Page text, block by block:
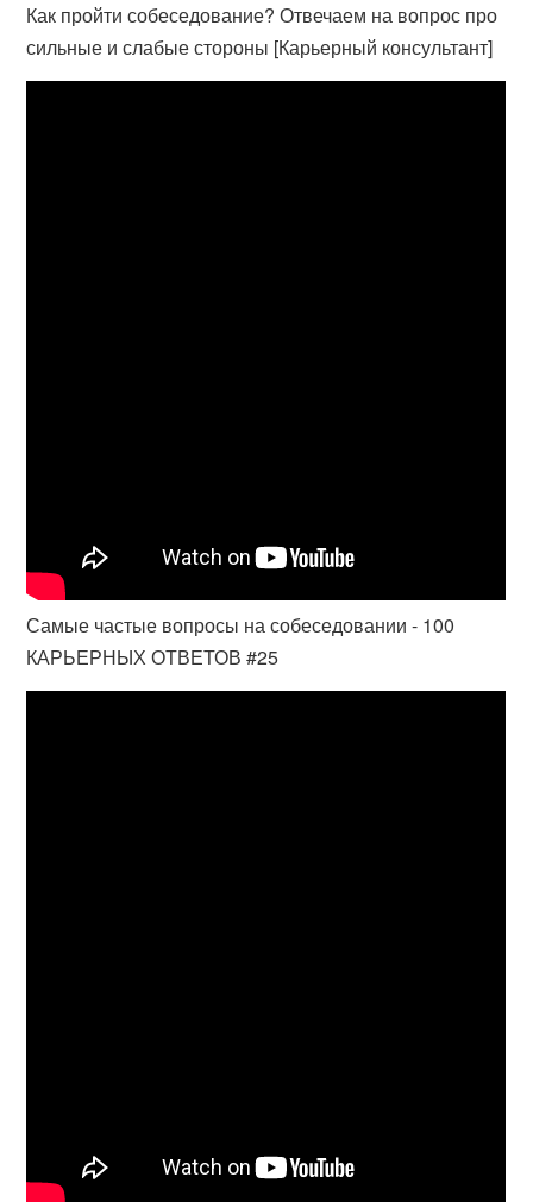
Как пройти собеседование? Отвечаем на вопрос про
сильные и слабые стороны [Карьерный консультант]
Самые частые вопросы на собеседовании - 100
КАРЬЕРНЫХ ОТВЕТОВ #25